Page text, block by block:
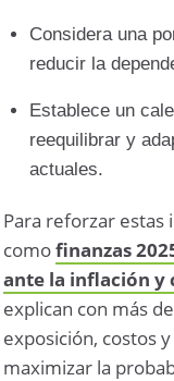
Considera una
reducir la
Establece un
reequilibrar y
actuales.
Para reforzar estas
comofinanzas
ante la inflación y
explican con más
exposición, costos
maximizar la